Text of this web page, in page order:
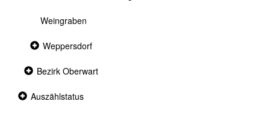
Weingraben
Collapsed
section
Weppersdorf
Collapsed
Bezirk Oberwart
Collapsed
Auszählstatus